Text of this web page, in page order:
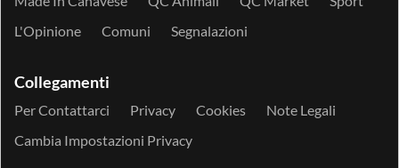
L'Opinione
Comuni Segnalazioni
Collegamenti
Per Contattarci Privacy Cookies
Note Legali
Cambia Impostazioni Privacy